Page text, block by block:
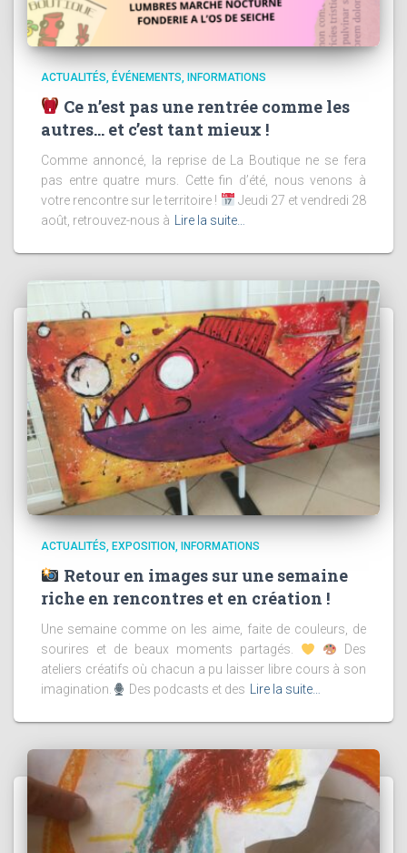
ACTUALITÉS ÉVÉNEMENTS INFORMATIONS
Ce n’est pas une rentrée comme les
autres… et c’est tant mieux !
Comme annoncé, la reprise de La Boutique ne se fera
pas entre quatre murs. Cette fin d’été, nous venons à
votre rencontre sur le territoire !
Jeudi 27 et vendredi 28
août, retrouvez-nous à
Lire la suite…
ACTUALITÉS EXPOSITION INFORMATIONS
Retour en images sur une semaine
riche en rencontres et en création !
Une semaine comme on les aime, faite de couleurs, de
sourires et de beaux moments partagés.
Des
ateliers créatifs où chacun a pu laisser libre cours à son
imagination.
Des podcasts et des Lire la suite…